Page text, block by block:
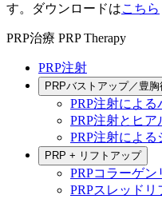
す。ダウンロードはこちら
PRP治療 PRP Therapy
PRP注射
PRPバストアップ／豊胸
PRP注射によ
PRP注射とヒ
PRP注射によ
PRP + リフトアップ
PRPコラーゲン
PRPスレッドリ